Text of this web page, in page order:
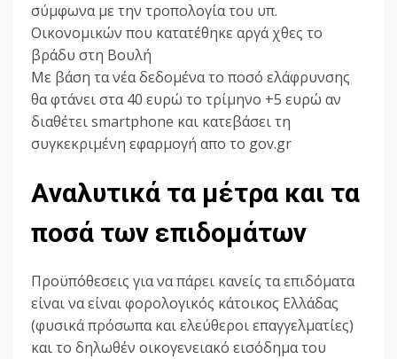
σύμφωνα με την τροπολογία του υπ.
Οικονομικών που κατατέθηκε αργά χθες το
βράδυ στη Βουλή
Με βάση τα νέα δεδομένα το ποσό ελάφρυνσης
θα φτάνει στα 40 ευρώ το τρίμηνο +5 ευρώ αν
διαθέτει smartphone και κατεβάσει τη
συγκεκριμένη εφαρμογή απο το gov.gr
Aναλυτικά τα μέτρα και τα
ποσά των επιδομάτων
Προϋπόθεσεις για να πάρει κανείς τα επιδόματα
είναι να είναι φορολογικός κάτοικος Ελλάδας
(φυσικά πρόσωπα και ελεύθεροι επαγγελματίες)
και το δηλωθέν οικογενειακό εισόδημα του